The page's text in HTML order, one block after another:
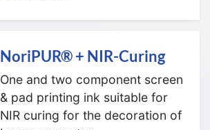
One and two component screen
NIR curing for the decoration of
beverage crates